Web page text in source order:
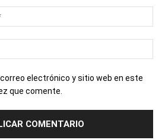
electrónico y sitio web en este
que comente.